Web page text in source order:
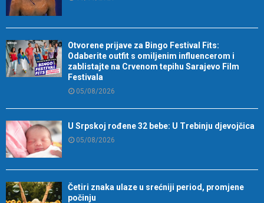
Otvorene prijave za Bingo Festival Fits:
Odaberite outfit s omiljenim influencerom i
zablistajte na Crvenom tepihu Sarajevo Film
Festivala
05/08/2026
U Srpskoj rođene 32 bebe: U Trebinju djevojčica
05/08/2026
Četiri znaka ulaze u srećniji period, promjene
počinju